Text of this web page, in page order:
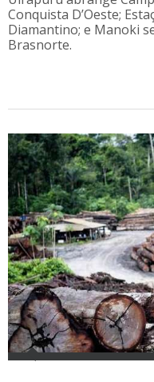
Conquista D’Oeste;
Diamantino; e Manoki
Brasnorte.